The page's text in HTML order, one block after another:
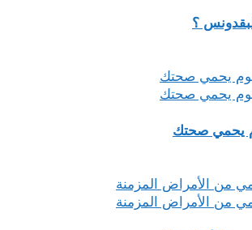
؟
يحمي صحتك